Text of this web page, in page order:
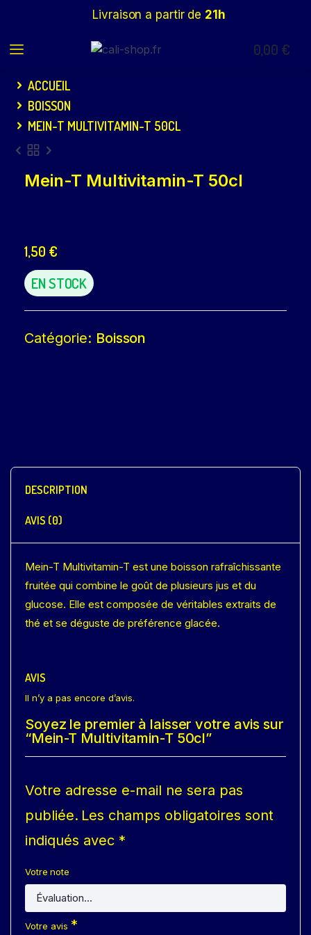
Livraison a partir de 21h
0,00 €
ACCUEIL
BOISSON
MEIN-T MULTIVITAMIN-T 50CL
Mein-T Multivitamin-T 50cl
1,50 €
EN STOCK
Catégorie: Boisson
DESCRIPTION
AVIS (0)
Mein-T Multivitamin-T est une boisson rafraîchissante
fruitée qui combine le goût de plusieurs jus et du
glucose. Elle est composée de véritables extraits de
thé et se déguste de préférence glacée.
AVIS
Il n’y a pas encore d’avis.
Soyez le premier à laisser votre avis sur
“Mein-T Multivitamin-T 50cl”
Votre adresse e-mail ne sera pas
publiée. Les champs obligatoires sont
indiqués avec *
Votre note
Votre avis *